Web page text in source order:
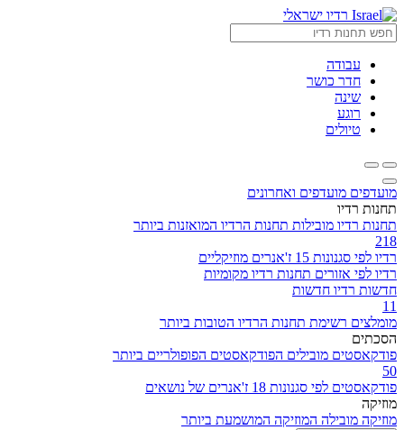
רדיו ישראלי
עבודה
חדר כושר
שינה
רוגע
טיולים
מועדפים מועדפים ואחרונים
תחנות רדיו
תחנות רדיו מובילות תחנות הרדיו המואזנות ביותר
218
רדיו לפי סגנונות 15 ז'אנרים מוזיקליים
רדיו לפי אזורים תחנות רדיו מקומיות
חדשות רדיו חדשות
11
מומלצים רשימת תחנות הרדיו הטובות ביותר
הסכתים
פודקאסטים מובילים הפודקאסטים הפופולריים ביותר
50
פודקאסטים לפי סגנונות 18 ז'אנרים של נושאים
מוזיקה
מוזיקה מובילה המוזיקה המושמעת ביותר